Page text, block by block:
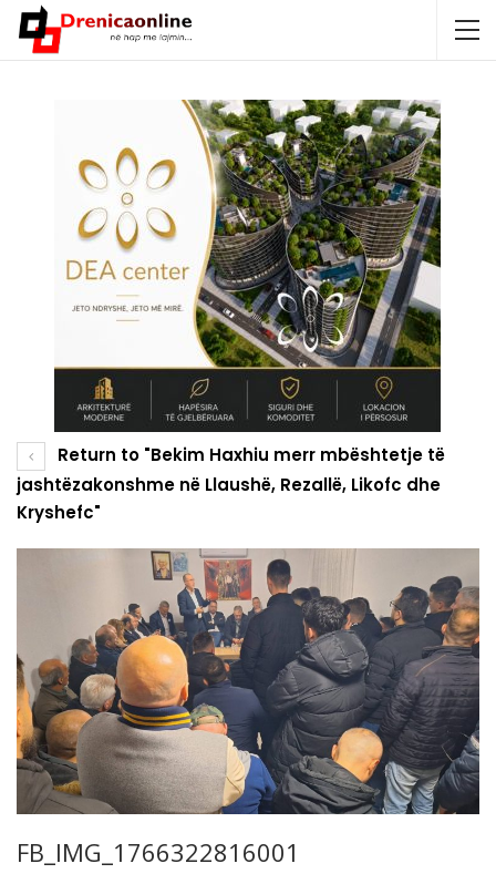
Return to "Bekim Haxhiu merr mbështetje të
jashtëzakonshme në Llaushë, Rezallë, Likofc dhe
Kryshefc"
FB_IMG_1766322816001